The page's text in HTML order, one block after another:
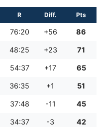
R Diff. Pts
76:20 +56 86
48:25 +23 71
54:37 +17 65
36:35 +1 51
37:48 -11 45
34:37 -3 42